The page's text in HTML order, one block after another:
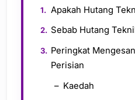
Apakah Hutang
Sebab Hutang
Peringkat
Perisian
Kaedah